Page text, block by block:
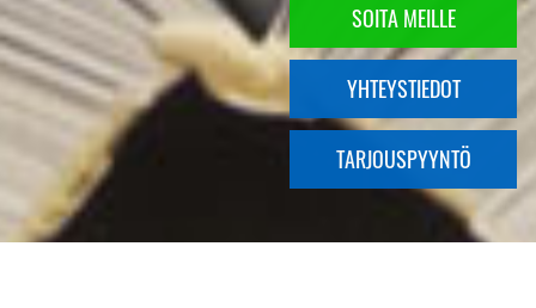
SOITA MEILLE
YHTEYSTIEDOT
TARJOUSPYYNTÖ